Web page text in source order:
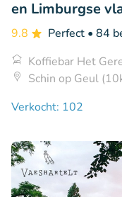
en Limburgse
9.8 Perfect • 84
Koffiebar Het
Schin op Geul
Verkocht: 102